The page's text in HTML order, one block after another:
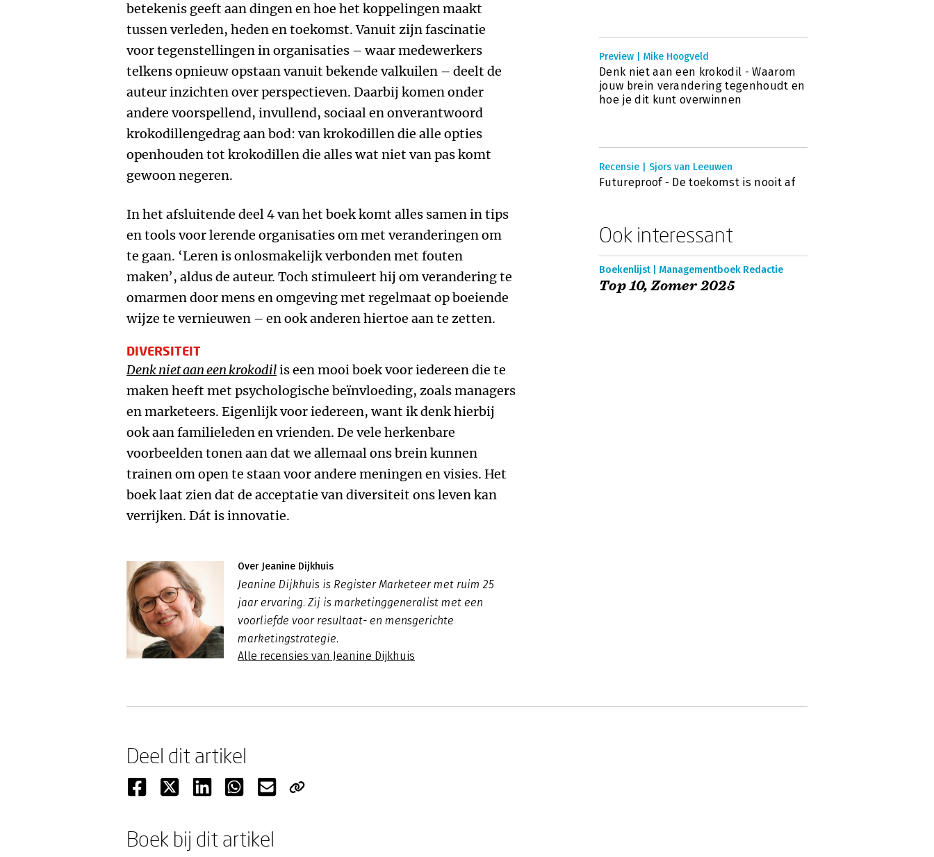
betekenis geeft aan dingen en hoe het koppelingen maakt
tussen verleden, heden en toekomst. Vanuit zijn fascinatie
voor tegenstellingen in organisaties – waar medewerkers
telkens opnieuw opstaan vanuit bekende valkuilen – deelt de
auteur inzichten over perspectieven. Daarbij komen onder
andere voorspellend, invullend, sociaal en onverantwoord
krokodillengedrag aan bod: van krokodillen die alle opties
openhouden tot krokodillen die alles wat niet van pas komt
gewoon negeren.
In het afsluitende deel 4 van het boek komt alles samen in tips
en tools voor lerende organisaties om met veranderingen om
te gaan. ‘Leren is onlosmakelijk verbonden met fouten
maken’, aldus de auteur. Toch stimuleert hij om verandering te
omarmen door mens en omgeving met regelmaat op boeiende
wijze te vernieuwen – en ook anderen hiertoe aan te zetten.
DIVERSITEIT
Denk niet aan een krokodilis een mooi boek voor iedereen die te
maken heeft met psychologische beïnvloeding, zoals managers
en marketeers. Eigenlijk voor iedereen, want ik denk hierbij
ook aan familieleden en vrienden. De vele herkenbare
voorbeelden tonen aan dat we allemaal ons brein kunnen
trainen om open te staan voor andere meningen en visies. Het
boek laat zien dat de acceptatie van diversiteit ons leven kan
verrijken. Dát is innovatie.
Over Jeanine Dijkhuis
Jeanine Dijkhuis is Register Marketeer met ruim 25
jaar ervaring. Zij is marketinggeneralist met een
voorliefde voor resultaat- en mensgerichte
marketingstrategie.
Alle recensies van Jeanine Dijkhuis
Preview | Mike Hoogveld
Denk niet aan een krokodil - Waarom
jouw brein verandering tegenhoudt en
hoe je dit kunt overwinnen
Recensie | Sjors van Leeuwen
Futureproof - De toekomst is nooit af
Ook interessant
Boekenlijst | Managementboek Redactie
Top 10, Zomer 2025
Deel dit artikel
Boek bij dit artikel